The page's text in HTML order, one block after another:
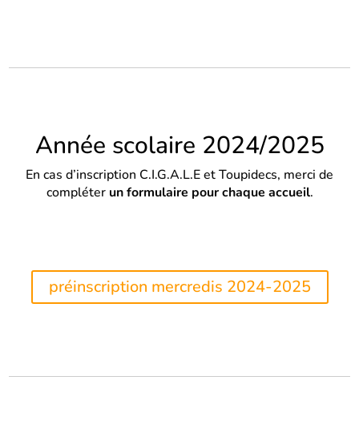
Année scolaire 2024/2025
En cas d’inscription C.I.G.A.L.E et Toupidecs, merci de
compléter un formulaire pour chaque accueil.
préinscription mercredis 2024-2025